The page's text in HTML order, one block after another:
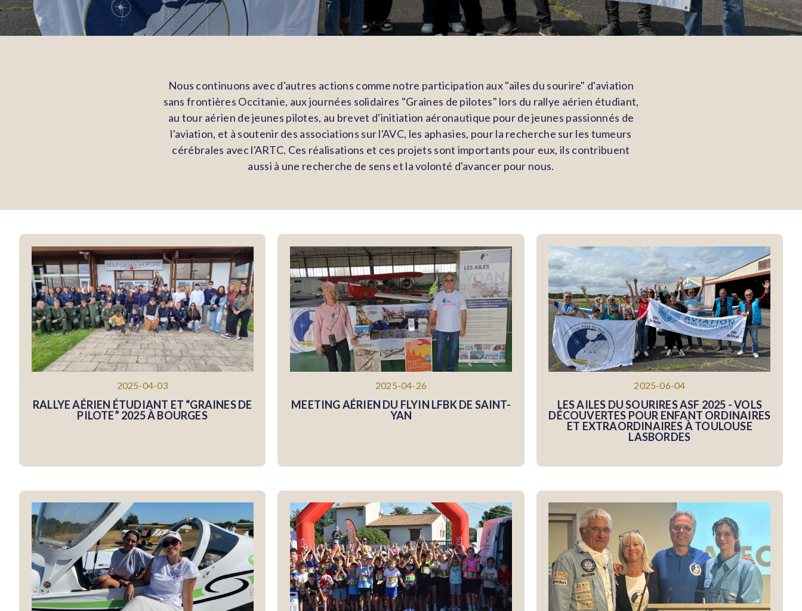
Nous continuons avec d'autres actions comme notre participation aux "ailes du sourire" d'aviation
sans frontières Occitanie, aux journées solidaires "Graines de pilotes" lors du rallye aérien étudiant,
au tour aérien de jeunes pilotes, au brevet d'initiation aéronautique pour de jeunes passionnés de
l'aviation, et à soutenir des associations sur l'AVC, les aphasies, pour la recherche sur les tumeurs
cérébrales avec l'ARTC. Ces réalisations et ces projets sont importants pour eux, ils contribuent
aussi à une recherche de sens et la volonté d'avancer pour nous.
2025-04-03
RALLYE AÉRIEN ÉTUDIANT ET “GRAINES DE
PILOTE” 2025 À BOURGES
2025-04-26
MEETING AÉRIEN DU FLYIN LFBK DE SAINT-
YAN
2025-06-04
LES AILES DU SOURIRES ASF 2025 - VOLS
DÉCOUVERTES POUR ENFANT ORDINAIRES
ET EXTRAORDINAIRES À TOULOUSE
LASBORDES